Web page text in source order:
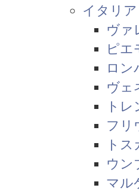
イタリア
ヴァ
ピエ
ロン
ヴェ
ト
フリ
ト
ウン
マル